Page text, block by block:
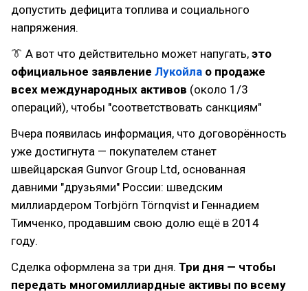
допустить дефицита топлива и социального
напряжения.
👔 А вот что действительно может напугать, это
официальное заявление Лукойла о продаже
всех международных активов (около 1/3
операций), чтобы "соответствовать санкциям"
Вчера появилась информация, что договорённость
уже достигнута — покупателем станет
швейцарская Gunvor Group Ltd, основанная
давними "друзьями" России: шведским
миллиардером Torbjörn Törnqvist и Геннадием
Тимченко, продавшим свою долю ещё в 2014
году.
Сделка оформлена за три дня. Три дня — чтобы
передать многомиллиардные активы по всему